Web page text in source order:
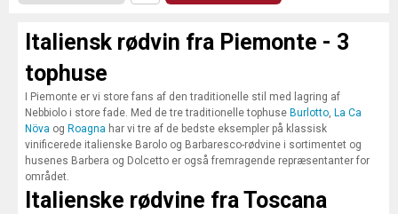
Italiensk rødvin fra Piemonte - 3
tophuse
I Piemonte er vi store fans af den traditionelle stil med lagring af
Nebbiolo i store fade. Med de tre traditionelle tophuse Burlotto, La Ca
Növa og Roagna har vi tre af de bedste eksempler på klassisk
vinificerede italienske Barolo og Barbaresco-rødvine i sortimentet og
husenes Barbera og Dolcetto er også fremragende repræsentanter for
området.
Italienske rødvine fra Toscana